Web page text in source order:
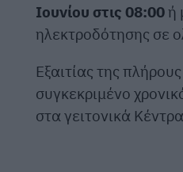
Ιουνίου στις 08:00ή
ηλεκτροδότησης σε
Εξαιτίας της
συγκεκριμένο
στα γειτονικά